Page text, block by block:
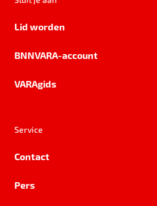
Lid worden
BNNVARA-account
VARAgids
Service
Contact
Pers